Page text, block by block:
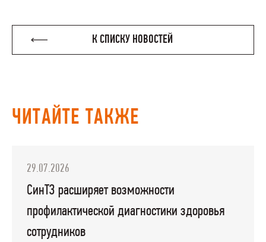
К СПИСКУ НОВОСТЕЙ
ЧИТАЙТЕ ТАКЖЕ
29.07.2026
СинТЗ расширяет возможности
профилактической диагностики здоровья
сотрудников